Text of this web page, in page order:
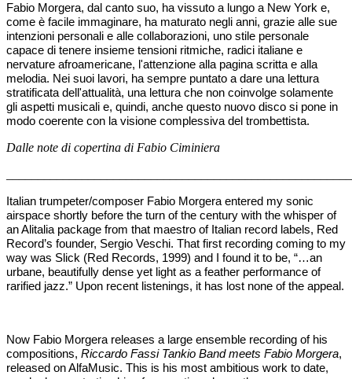
Fabio Morgera, dal canto suo, ha vissuto a lungo a New York e,
come è facile immaginare, ha maturato negli anni, grazie alle sue
intenzioni personali e alle collaborazioni, uno stile personale
capace di tenere insieme tensioni ritmiche, radici italiane e
nervature afroamericane, l'attenzione alla pagina scritta e alla
melodia. Nei suoi lavori, ha sempre puntato a dare una lettura
stratificata dell'attualità, una lettura che non coinvolge solamente
gli aspetti musicali e, quindi, anche questo nuovo disco si pone in
modo coerente con la visione complessiva del trombettista.
Dalle note di copertina di Fabio Ciminiera
Italian trumpeter/composer Fabio Morgera entered my sonic
airspace shortly before the turn of the century with the whisper of
an Alitalia package from that maestro of Italian record labels, Red
Record’s founder, Sergio Veschi. That first recording coming to my
way was Slick (Red Records, 1999) and I found it to be, “…an
urbane, beautifully dense yet light as a feather performance of
rarified jazz.” Upon recent listenings, it has lost none of the appeal.
Now Fabio Morgera releases a large ensemble recording of his
compositions, Riccardo Fassi Tankio Band meets Fabio Morgera,
released on AlfaMusic. This is his most ambitious work to date,